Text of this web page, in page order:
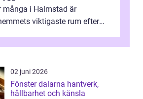
många i Halmstad är
viktigaste rum efter
02 juni 2026
Fönster dalarna hantverk,
hållbarhet och känsla